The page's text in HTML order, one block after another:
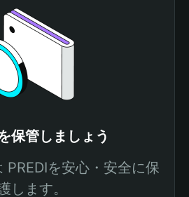
保管しましょう
を安心・安全に保
します。